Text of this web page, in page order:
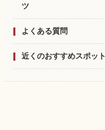
ツ
よくある質問
近くのおすすめスポット